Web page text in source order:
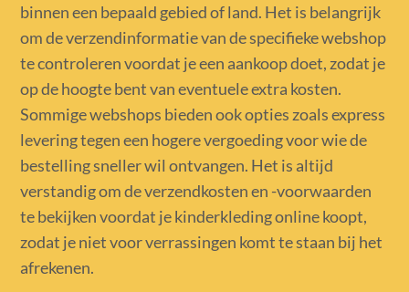
binnen een bepaald gebied of land. Het is belangrijk
om de verzendinformatie van de specifieke webshop
te controleren voordat je een aankoop doet, zodat je
op de hoogte bent van eventuele extra kosten.
Sommige webshops bieden ook opties zoals express
levering tegen een hogere vergoeding voor wie de
bestelling sneller wil ontvangen. Het is altijd
verstandig om de verzendkosten en -voorwaarden
te bekijken voordat je kinderkleding online koopt,
zodat je niet voor verrassingen komt te staan bij het
afrekenen.